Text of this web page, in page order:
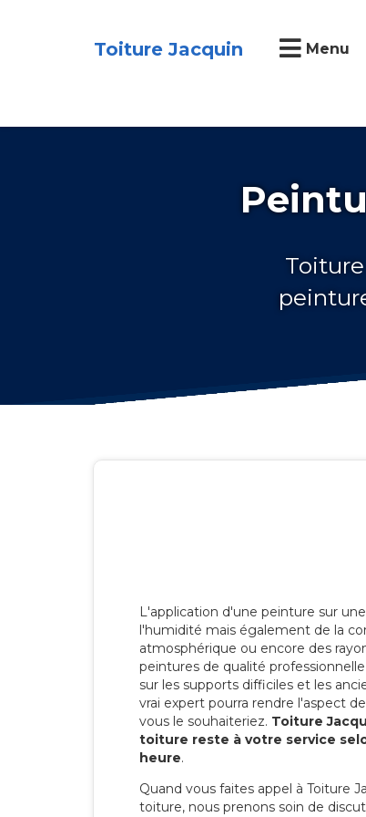
Toiture Jacquin Menu
L'application d'une peinture sur
l'humidité mais également de la
atmosphérique ou encore des
peintures de qualité
sur les supports difficiles et les
vrai expert pourra rendre l'aspect
vous le souhaiteriez. Toiture
toiture reste à votre service
heure.
Quand vous faites appel à Toiture
toiture, nous prenons soin de